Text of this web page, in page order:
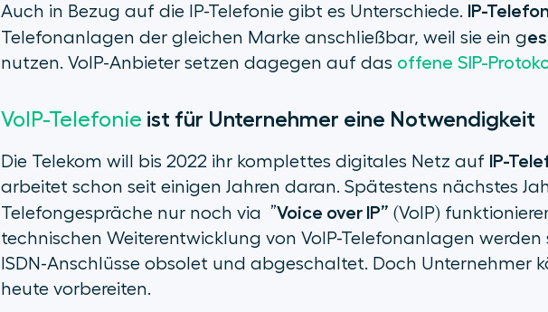
Auch in Bezug auf die IP-Telefonie gibt es Unterschiede. IP-
Telefonanlagen der gleichen Marke anschließbar, weil sie ein g
nutzen. VoIP-Anbieter setzen dagegen auf das offene SIP-
VoIP-Telefonie ist für Unternehmer eine Notwendigkeit
Die Telekom will bis 2022 ihr komplettes digitales Netz auf IP-
arbeitet schon seit einigen Jahren daran. Spätestens nächstes
Telefongespräche nur noch via ”Voice over IP” (VoIP)
technischen Weiterentwicklung von VoIP-Telefonanlagen werden
ISDN-Anschlüsse obsolet und abgeschaltet. Doch Unternehmer
heute vorbereiten.